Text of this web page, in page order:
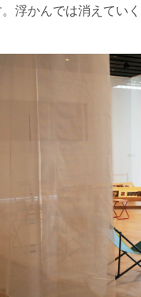
浮かんでは消えてい